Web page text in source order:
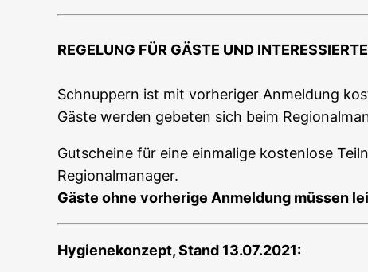
REGELUNG FÜR GÄSTE UND INTERESSIERTE
Schnup­pern ist mit vor­he­ri­ger Anmel­dung
Gäs­te wer­den gebe­ten sich beim
Gut­schei­ne für eine ein­ma­li­ge kos­ten­lo­se
Regionalmanager.
Gäs­te ohne vor­he­ri­ge Anmel­dung müs­sen
Hygie­ne­kon­zept, Stand 13.07.2021: